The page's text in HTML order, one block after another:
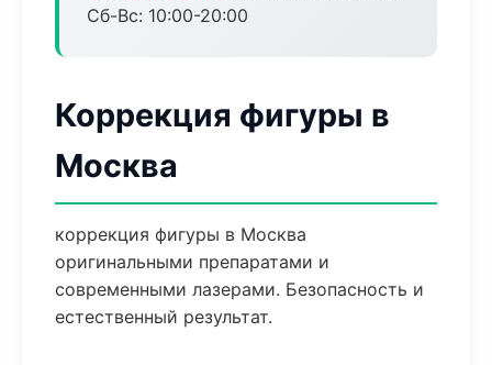
Сб-Вс: 10:00-20:00
Коррекция фигуры в
Москва
коррекция фигуры в Москва
оригинальными препаратами и
современными лазерами. Безопасность и
естественный результат.